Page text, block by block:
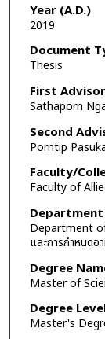
Year (A.D.)
2019
Document
Thesis
First Advisor
Sathaporn
Second
Porntip
Faculty/
Faculty of
Department
และการกำหนดอ
Degree
Master of
Degree
Master's